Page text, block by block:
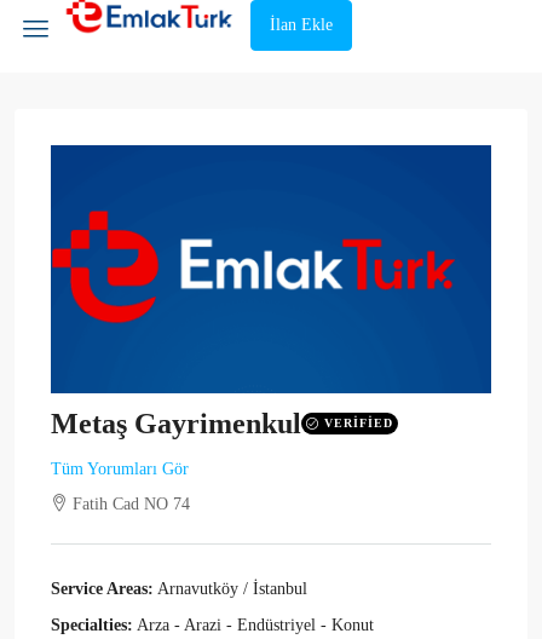
İlan Ekle
Metaş Gayrimenkul VERIFIED
Tüm Yorumları Gör
Fatih Cad NO 74
Service Areas: Arnavutköy / İstanbul
Specialties: Arza - Arazi - Endüstriyel - Konut